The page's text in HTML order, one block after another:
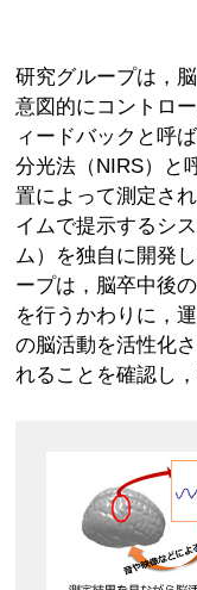
研究グループは，
意図的にコントロ
ィードバックと呼
分光法（NIRS）と
置によって測定さ
イムで提示するシ
ム）を独自に開発
ープは，脳卒中後
を行うかわりに，
の脳活動を活性化
れることを確認し